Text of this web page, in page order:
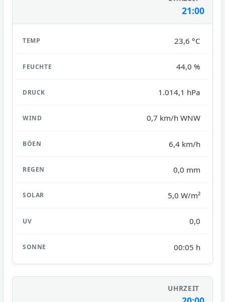
21:00
23,6 °C
44,0 %
1.014,1 hPa
0,7 km/h WNW
6,4 km/h
0,0 mm
5,0 W/m²
0,0
00:05 h